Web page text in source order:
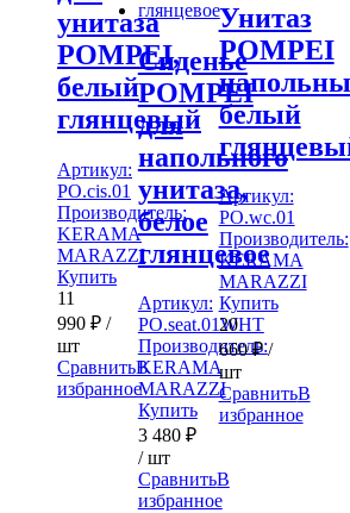
унитаза
POMPEI,
белый
глянцевый
Артикул:
PO.cis.01
Производитель:
KERAMA
MARAZZI
Купить
11
990 ₽ /
шт
СравнитьВ
избранное
Сиденье
POMPEI
для
напольного
унитаза,
белое
глянцевое
Артикул:
PO.seat.01WHT
Производитель:
KERAMA
MARAZZI
Купить
3 480 ₽
/ шт
СравнитьВ
избранное
Унитаз
POMPEI
белый
Артикул:
PO.wc.01
Производитель:
KERAMA
MARAZZI
Купить
20
660₽/
шт
СравнитьВ
избранное